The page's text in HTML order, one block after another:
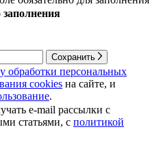
Сохранить
обработки персональных
cookies на сайте, и
.
e-mail рассылки с
статьями, с политикой